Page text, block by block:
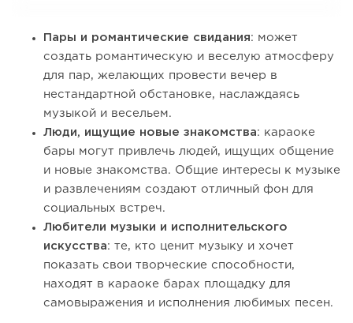
Пары и романтические свидания: может
создать романтическую и веселую атмосферу
для пар, желающих провести вечер в
нестандартной обстановке, наслаждаясь
музыкой и весельем.
Люди, ищущие новые знакомства: караоке
бары могут привлечь людей, ищущих общение
и новые знакомства. Общие интересы к музыке
и развлечениям создают отличный фон для
социальных встреч.
Любители музыки и исполнительского
искусства: те, кто ценит музыку и хочет
показать свои творческие способности,
находят в караоке барах площадку для
самовыражения и исполнения любимых песен.